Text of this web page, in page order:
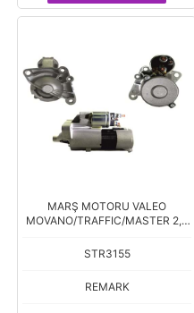
MARŞ MOTORU VALEO
MOVANO/TRAFFIC/MASTER 2,5
STR3155
REMARK